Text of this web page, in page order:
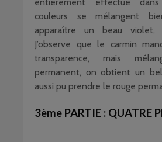
couleurs se mélangent
apparaître un beau
J’observe que le carmin
transparence, mais
permanent, on obtient un bel
aussi pu prendre le rouge
3ème PARTIE : QUATRE